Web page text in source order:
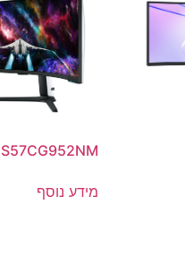
S57CG952NM
מידע נוסף